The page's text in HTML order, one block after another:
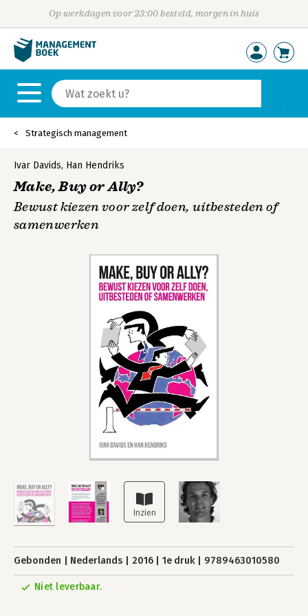
Op werkdagen voor 23:00 besteld, morgen in huis
Strategisch management
Ivar Davids, Han Hendriks
Make, Buy or Ally?
Bewust kiezen voor zelf doen, uitbesteden of
samenwerken
Gebonden Nederlands 2016 1e druk 9789463010580
Niet leverbaar.